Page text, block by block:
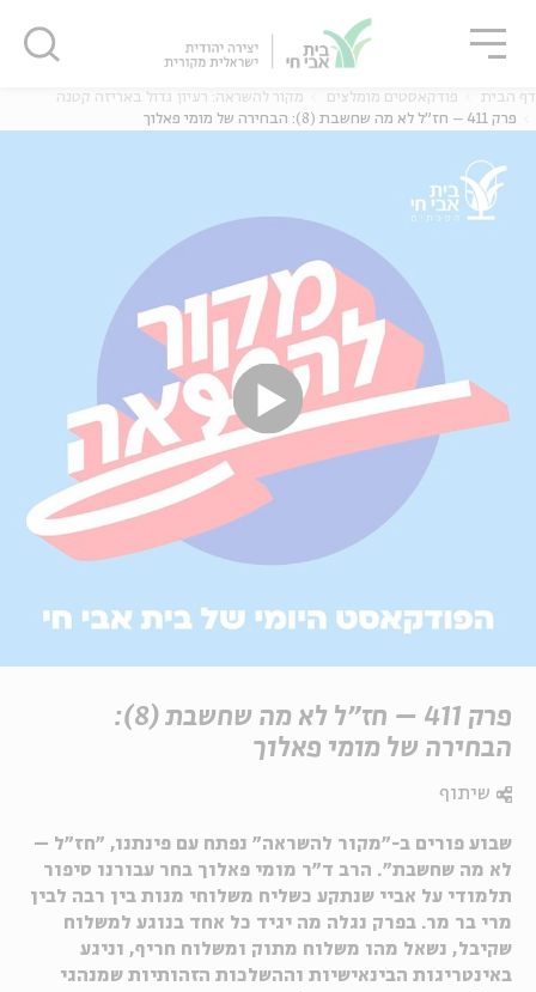
אנגלית
דף הבית פודקאסטים מומלצים
מקור להשראה: רעיון גדול באריזה קטנה
פרק 411 – חז"ל לא מה שחשבת (8): הבחירה של מומי פאלוך
פרק 411 – חז"ל לא מה שחשבת (8):
הבחירה של מומי פאלוך
שבוע פורים ב-״מקור להשראה״ נפתח עם פינתנו, ״חז"ל –
לא מה שחשבת״. הרב ד"ר מומי פאלוך בחר עבורנו סיפור
תלמודי על אביי שנתקע כשליח משלוחי מנות בין רבה לבין
מרי בר מר. בפרק נגלה מה יגיד כל אחד בנוגע למשלוח
שקיבל, נשאל מהו משלוח מתוק ומשלוח חריף, וניגע
באינטריגות הבינאישיות וההשלכות הזהותיות שמנהגי
שיתוף
סגור